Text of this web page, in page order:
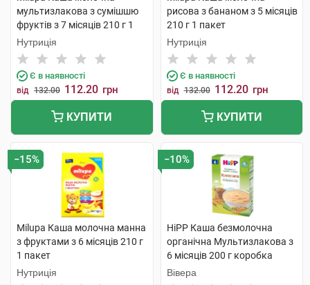
мультизлакова з сумішшю
фруктів з 7 місяців 210 г 1
пакет
Нутриція
Є в наявності
від 132.00 112.20 грн
КУПИТИ
рисова з бананом з 5 місяців
210 г 1 пакет
Нутриція
Є в наявності
від 132.00 112.20 грн
КУПИТИ
−15%
Milupa Каша молочна манна
з фруктами з 6 місяців 210 г
1 пакет
Нутриція
−10%
HiPP Каша безмолочна
органічна Мультизлакова з
6 місяців 200 г коробка
Вівера